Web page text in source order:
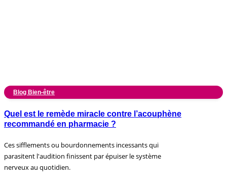
Blog Bien-être
Quel est le remède miracle contre l’acouphène
recommandé en pharmacie ?
Ces sifflements ou bourdonnements incessants qui
parasitent l'audition finissent par épuiser le système
nerveux au quotidien.